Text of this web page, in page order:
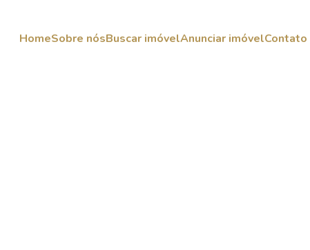
HomeSobre nósBuscar imóvelAnunciar imóvelContato